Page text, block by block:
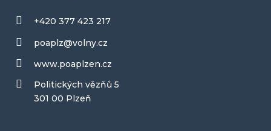
+420 377 423 217
poaplz@volny.cz
www.poaplzen.cz
Politických vězňů 5
301 00 Plzeň